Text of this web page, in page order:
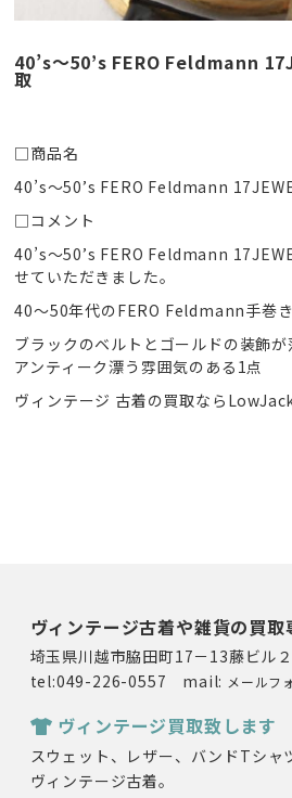
40’s〜50’s FERO Feldmann
取
□商品名
40’s〜50’s FERO Feldmann
□コメント
40’s〜50’s FERO Feldmann
せていただきました。
40〜50年代のFERO Feldmann手巻き
ブラックのベルトとゴールドの装飾が
アンティーク漂う雰囲気のある1点
ヴィンテージ 古着の買取なら
ヴィンテージ古着や雑貨の買
埼玉県川越市脇田町17－13藤ビル
tel:049-226-0557 mail: メールフ
ヴィンテージ買取致します
スウェット、レザー、バンドTシャ
ヴィンテージ古着。